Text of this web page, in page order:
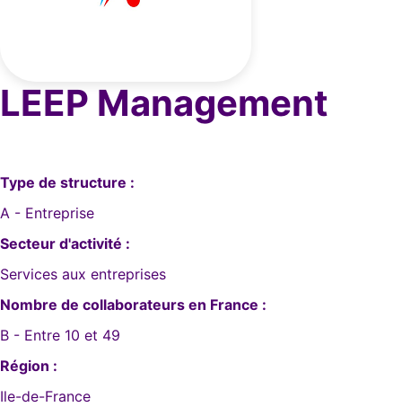
LEEP Management
Type de structure :
A - Entreprise
Secteur d'activité :
Services aux entreprises
Nombre de collaborateurs en France :
B - Entre 10 et 49
Région :
Ile-de-France